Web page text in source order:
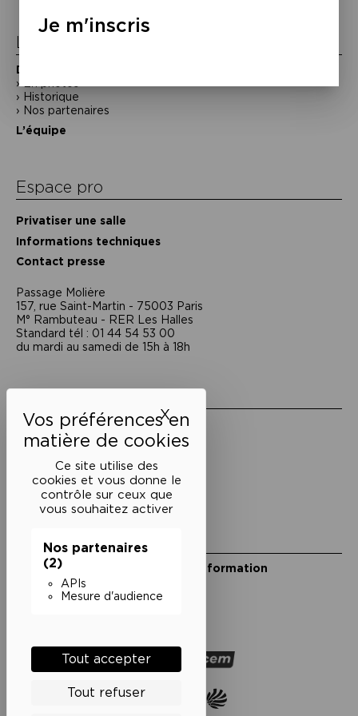
Ce site utilise des
cookies et vous donne le
contrôle sur ceux que
vous souhaitez activer
Nos partenaires
(2)
APIs
Mesure d'audience
Tout accepter
Tout refuser
XMasquer le bandeau des
La Maison de la Poésie
Découvrir
Historique
Nos partenaires
L’équipe
Espace pro
Privatiser une salle
Informations techniques
Contact presse
Passage Moliėre
157, rue Saint-Martin - 75003 Paris
M° Rambuteau - RER Les Halles
Standard tél : 01 44 54 53 00
du mardi au samedi de 15h à 18h
Mentions légales
Politique de confidentialité
Conditions générales de vente
Cookies
Restons en lien
Inscrivez-vous à notre lettre d’information
Suivez-nous sur les réseaux
Je m'inscris